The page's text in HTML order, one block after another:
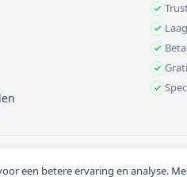
een betere ervaring en analyse.
prijzen zijn excl. BTW tenzij